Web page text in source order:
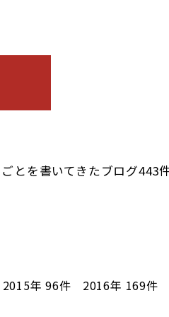
とを書いてきたブログ443
2015年96件 2016年 169件